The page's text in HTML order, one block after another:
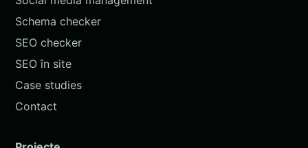
Schema checker
SEO checker
SEO în site
Case studies
Contact